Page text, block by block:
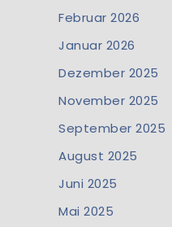
Februar 2026
Januar 2026
Dezember 2025
November 2025
September 2025
August 2025
Juni 2025
Mai 2025